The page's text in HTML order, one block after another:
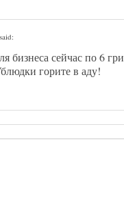
said:
бизнеса сейчас по 6
горите в аду!